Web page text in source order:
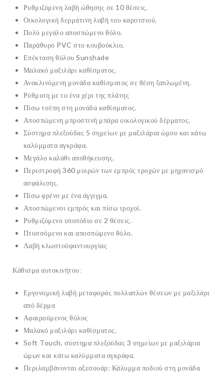
Ρυθμιζόμενη λαβή ώθησης σε 10 θέσεις.
Οικολογική δερμάτινη λαβή του καροτσιού.
Πολύ μεγάλο αποσπώμενο θόλο.
Παράθυρο PVC στο κουβούκλιο.
Επέκταση θόλου Sunshade
Μαλακό μαξιλάρι καθίσματος.
Ανακλινόμενη μονάδα καθίσματος σε θέση ξαπλωμένη.
Ρύθμιση με το ένα χέρι της πλάτης
Πίσω τσέπη στη μονάδα καθίσματος.
Αποσπώμενη μπροστινή μπάρα οικολογικού δέρματος.
Σύστημα πλεξούδας 5 σημείων με μαξιλάρια ώμου και κάτω
καλύμματα αγκράφα.
Μεγάλο καλάθι αποθήκευσης.
Περιστροφή 360 μοιρών των εμπρός τροχών με μηχανισμό
ασφάλισης.
Πίσω φρένο με ένα άγγιγμα.
Αποσπώμενοι εμπρός και πίσω τροχοί.
Ρυθμιζόμενο υποπόδιο σε 2 θέσεις.
Πτυσσόμενο και αποσπώμενο θόλο.
Λαβή κλωστοϋφαντουργίας
Κάθισμα αυτοκινήτου:
Εργονομική λαβή μεταφοράς πολλαπλών θέσεων με μαξιλάρι
από δέρμα
Αφαιρούμενος θόλος
Μαλακό μαξιλάρι καθίσματος.
Soft Touch, σύστημα πλεξούδας 3 σημείων με μαξιλάρια
ώμων και κάτω καλύμματα αγκράφα.
Περιλαμβάνονται αξεσουάρ: Κάλυμμα ποδιού στη μονάδα